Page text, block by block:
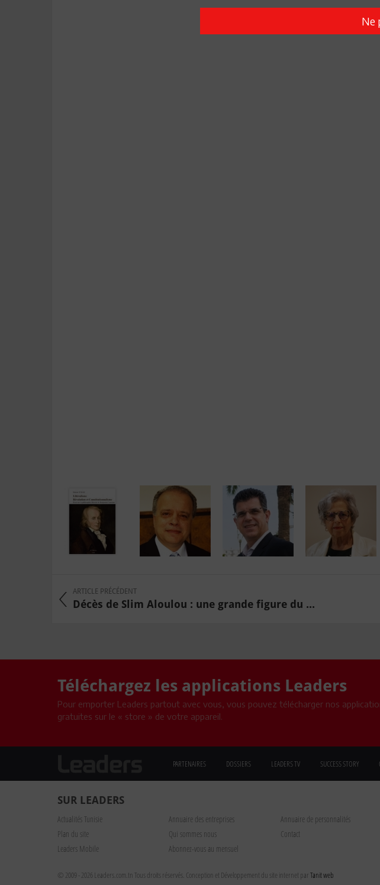
ARTICLE PRÉCÉDENT
Décès de Slim Aloulou : une grande figure du ...
Téléchargez les applications Leaders
Pour emporter Leaders partout avec vous, vous pouvez télécharger nos
gratuites sur le « store » de votre appareil.
PARTENAIRES DOSSIERS LEADERS TV SUCCESS STORY
SUR LEADERS
Actualités Tunisie Annuaire des entreprises
Annuaire de personnalités
Plan du site
Qui sommes nous
Contact
Leaders Mobile
Abonnez-vous au mensuel
© 2009 - 2026 Leaders.com.tn Tous droits réservés. Conception et Développement du site internet parTanit web
Ne